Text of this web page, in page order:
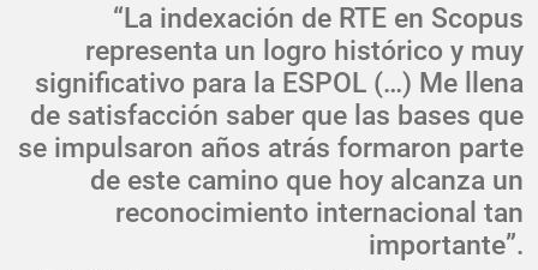
“La indexación de RTE en Scopus
representa un logro histórico y muy
significativo para la ESPOL (…) Me llena
de satisfacción saber que las bases que
se impulsaron años atrás formaron parte
de este camino que hoy alcanza un
reconocimiento internacional tan
importante”.